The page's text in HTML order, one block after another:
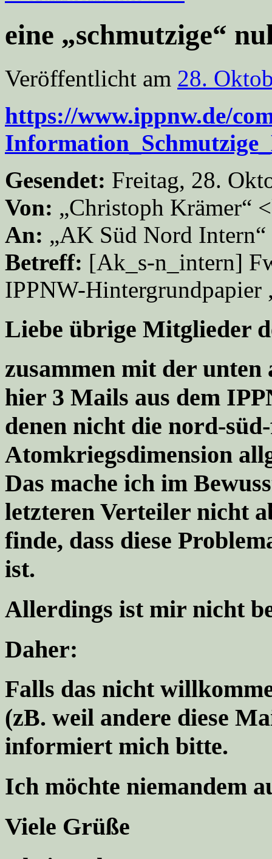
eine „schmutzige“
Veröffentlicht am 28.
https://www.ippnw.de/
Gesendet: Freitag, 28.
Von: „Christoph Krämer“
An: „AK Süd Nord
Betreff: [Ak_s-n_intern]
IPPNW-Hintergrundpapier
Liebe übrige Mitglieder
zusammen mit der unten
hier 3 Mails aus dem
denen nicht die nord-
Atomkriegsdimension
Das mache ich im
letzteren Verteiler nicht
finde, dass diese
ist.
Allerdings ist mir nicht
Daher:
Falls das nicht
(zB. weil andere diese
informiert mich bitte.
Ich möchte niemandem
Viele Grüße